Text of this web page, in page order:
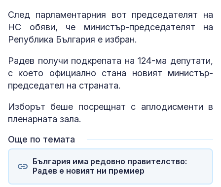
След парламентарния вот председателят на
НС обяви, че министър-председателят на
Република България е избран.
Радев получи подкрепата на 124-ма депутати,
с което официално стана новият министър-
председател на страната.
Изборът беше посрещнат с аплодисменти в
пленарната зала.
Още по темата
България има редовно правителство:
Радев е новият ни премиер